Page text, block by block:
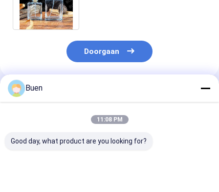
Doorgaan
Geadviseerde Producten
Buen
11:08 PM
Good day, what product are you looking for?